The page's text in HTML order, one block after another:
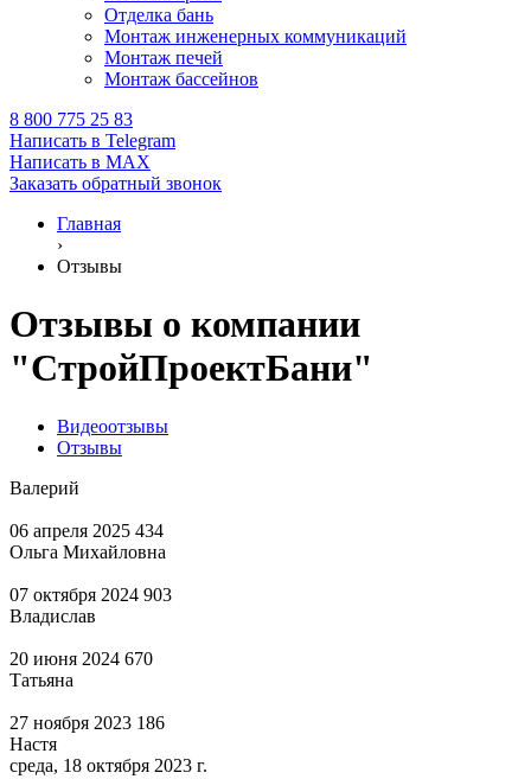
Отделка бань
Монтаж инженерных коммуникаций
Монтаж печей
Монтаж бассейнов
8 800 775 25 83
Написать в Telegram
Написать в MAX
Заказать обратный звонок
Главная
›
Отзывы
Отзывы о компании
"СтройПроектБани"
Видеоотзывы
Отзывы
Валерий
06 апреля 2025 434
Ольга Михайловна
07 октября 2024 903
Владислав
20 июня 2024 670
Татьяна
27 ноября 2023 186
Настя
среда, 18 октября 2023 г.